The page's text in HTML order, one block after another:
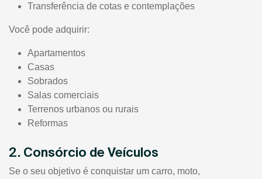
Transferência de cotas e contemplações
Você pode adquirir:
Apartamentos
Casas
Sobrados
Salas comerciais
Terrenos urbanos ou rurais
Reformas
2. Consórcio de Veículos
Se o seu objetivo é conquistar um carro, moto,